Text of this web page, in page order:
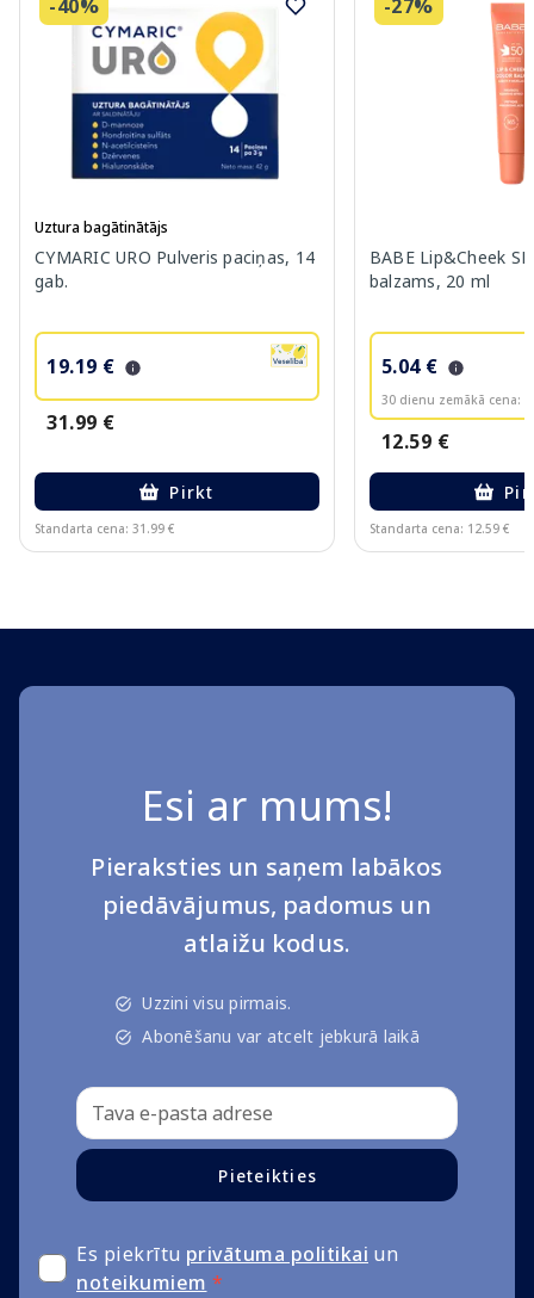
-40%
Uztura bagātinātājs
CYMARIC URO Pulveris paciņas, 14
gab.
19.19 €
31.99 €
Pirkt
Standarta cena: 31.99 €
-27%
BABE Lip&Cheek
balzams, 20 ml
5.04 €
30 dienu zemākā cena:
12.59 €
Standarta cena: 12.59 €
Esi ar mums!
Pieraksties un saņem labākos
piedāvājumus, padomus un
atlaižu kodus.
Uzzini visu pirmais.
Abonēšanu var atcelt jebkurā laikā
Pieteikties
Es piekrītu privātuma politikai un
noteikumiem *